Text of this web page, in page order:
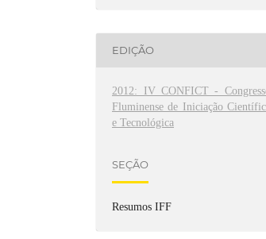
EDIÇÃO
2012: IV CONFICT -
Fluminense de Iniciação
e Tecnológica
SEÇÃO
Resumos IFF